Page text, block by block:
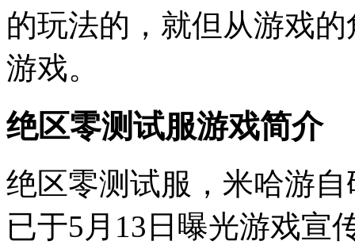
的玩法的，就但从游戏
游戏。
绝区零测试服游戏简介
绝区零测试服，米哈游
已于5月13日曝光游戏宣